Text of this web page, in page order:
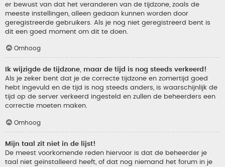
er bewust van dat het veranderen van de tijdzone, zoals de
meeste instellingen, alleen gedaan kunnen worden door
geregistreerde gebruikers. Als je nog niet geregistreerd bent is
dit een goed moment om dit te doen.
Omhoog
Ik wijzigde de tijdzone, maar de tijd is nog steeds verkeerd!
Als je zeker bent dat je de correcte tijdzone en zomertijd goed
hebt ingevuld en de tijd is nog steeds anders, is waarschijnlijk de
tijd op de server verkeerd ingesteld en zullen de beheerders een
correctie moeten maken.
Omhoog
Mijn taal zit niet in de lijst!
De meest voorkomende reden hiervoor is dat de beheerder je
taal niet geïnstalleerd heeft, of dat nog niemand het forum in je